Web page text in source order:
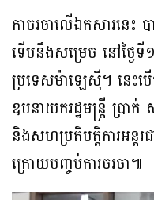
កាចរចាលើឯកសារនេះ
ទើបនឹងសម្រេច នៅថ្ងៃ
ប្រទេសម៉ាឡេស៊ី។ នេះប
ឧបនាយករដ្ឋមន្រ្តី ប្រា
និងសហប្រតិបត្តិការអន្ត
ក្រោយបញ្ចប់ការចរចា៕